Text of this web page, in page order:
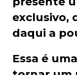
exclusivo,
daqui a
Essa é